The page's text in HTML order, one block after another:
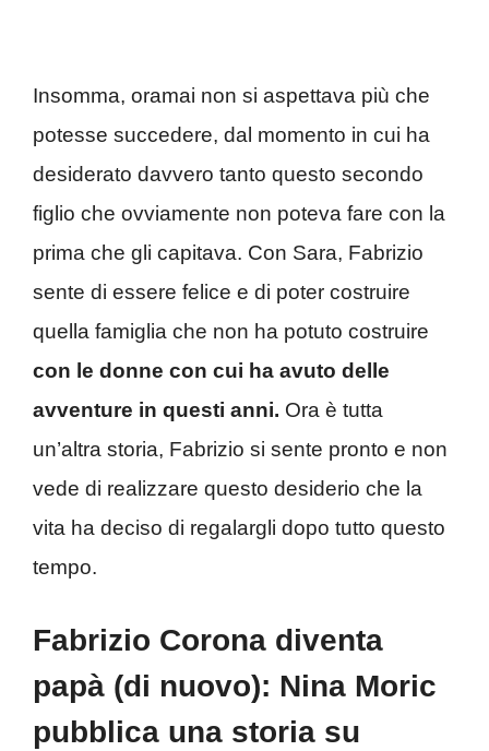
Insomma, oramai non si aspettava più che
potesse succedere, dal momento in cui ha
desiderato davvero tanto questo secondo
figlio che ovviamente non poteva fare con la
prima che gli capitava. Con Sara, Fabrizio
sente di essere felice e di poter costruire
quella famiglia che non ha potuto costruire
con le donne con cui ha avuto delle
avventure in questi anni. Ora è tutta
un’altra storia, Fabrizio si sente pronto e non
vede di realizzare questo desiderio che la
vita ha deciso di regalargli dopo tutto questo
tempo.
Fabrizio Corona diventa
papà (di nuovo): Nina Moric
pubblica una storia su